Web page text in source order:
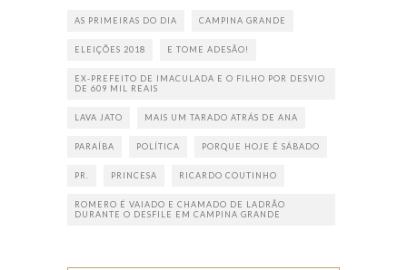
AS PRIMEIRAS DO DIA CAMPINA GRANDE
ELEIÇÕES 2018 E TOME ADESÃO!
EX-PREFEITO DE IMACULADA E O FILHO POR DESVIO
DE 609 MIL REAIS
LAVA JATO MAIS UM TARADO ATRÁS DE ANA
PARAÍBA POLÍTICA PORQUE HOJE É SÁBADO
PR. PRINCESA RICARDO COUTINHO
ROMERO É VAIADO E CHAMADO DE LADRÃO
DURANTE O DESFILE EM CAMPINA GRANDE